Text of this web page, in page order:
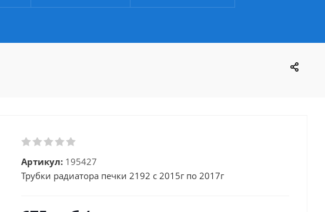
Артикул: 195427
Трубки радиатора печки 2192 с 2015г по 2017г